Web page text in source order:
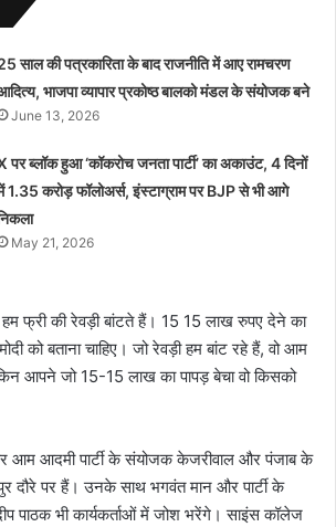
साल की पत्रकारिता के बाद राजनीति में आए रामचरण
भाजपा व्यापार प्रकोष्ठ बालको मंडल के संयोजक बने
June 13, 2026
पर ब्लॉक हुआ ‘कॉकरोच जनता पार्टी’ का अकाउंट, 4 दिनों
1.35 करोड़ फॉलोअर्स, इंस्टाग्राम पर BJP से भी आगे
May 21, 2026
हम फ्री की रेवड़ी बांटते हैं। 15 15 लाख रुपए देने का
को बताना चाहिए। जो रेवड़ी हम बांट रहे हैं, वो आम
आपने जो 15-15 लाख का पापड़ बेचा वो किसको
आम आदमी पार्टी के संयोजक केजरीवाल और पंजाब के
दौरे पर हैं। उनके साथ भगवंत मान और पार्टी के
पाठक भी कार्यकर्ताओं में जोश भरेंगे। साइंस कॉलेज